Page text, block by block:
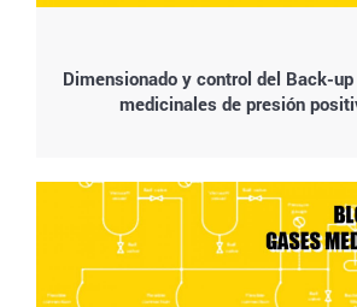
Dimensionado y control del Back-
medicinales de presión